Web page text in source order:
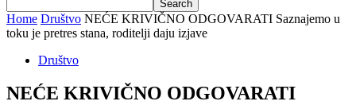
Home Društvo NEĆE KRIVIČNO ODGOVARATI Saznajemo u
toku je pretres stana, roditelji daju izjave
Društvo
NEĆE KRIVIČNO ODGOVARATI